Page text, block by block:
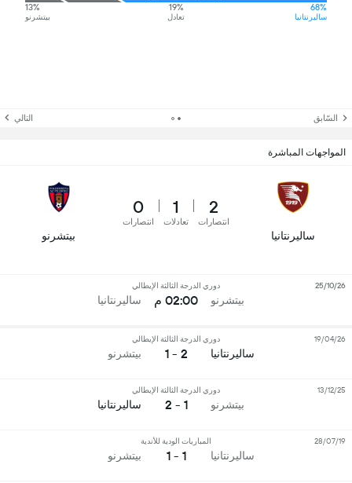
68%
ساليرنتانيا
19%
تعادل
13%
بيتشرنو
السّابق التالي
المواجهات المباشرة
ساليرنتانيا
2
انتصارات
1
تعادلات
0
انتصارات
بيتشرنو
بيتشرنو
دوري الدرجة الثالثة الإيطالي
02:00 م ساليرنتانيا
25/10/26
ساليرنتانيا
دوري الدرجة الثالثة الإيطالي
2 - 1 بيتشرنو
19/04/26
بيتشرنو
دوري الدرجة الثالثة الإيطالي
1 - 2 ساليرنتانيا
13/12/25
ساليرنتانيا
المباريات الودية للأندية
1 - 1 بيتشرنو
28/07/19